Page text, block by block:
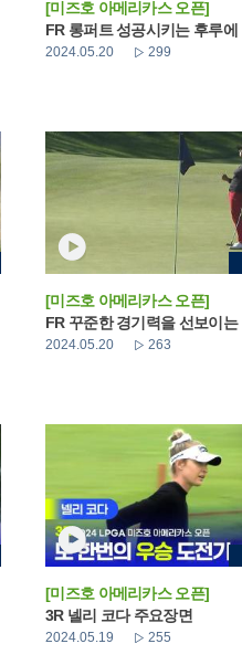
[미즈호 아메리카스 오픈]
FR 롱퍼트 성공시키는 후루에
2024.05.20 299
[미즈호 아메리카스 오픈]
FR 꾸준한 경기력을 선보이는
2024.05.20 263
[미즈호 아메리카스 오픈]
3R 넬리 코다 주요장면
2024.05.19 255